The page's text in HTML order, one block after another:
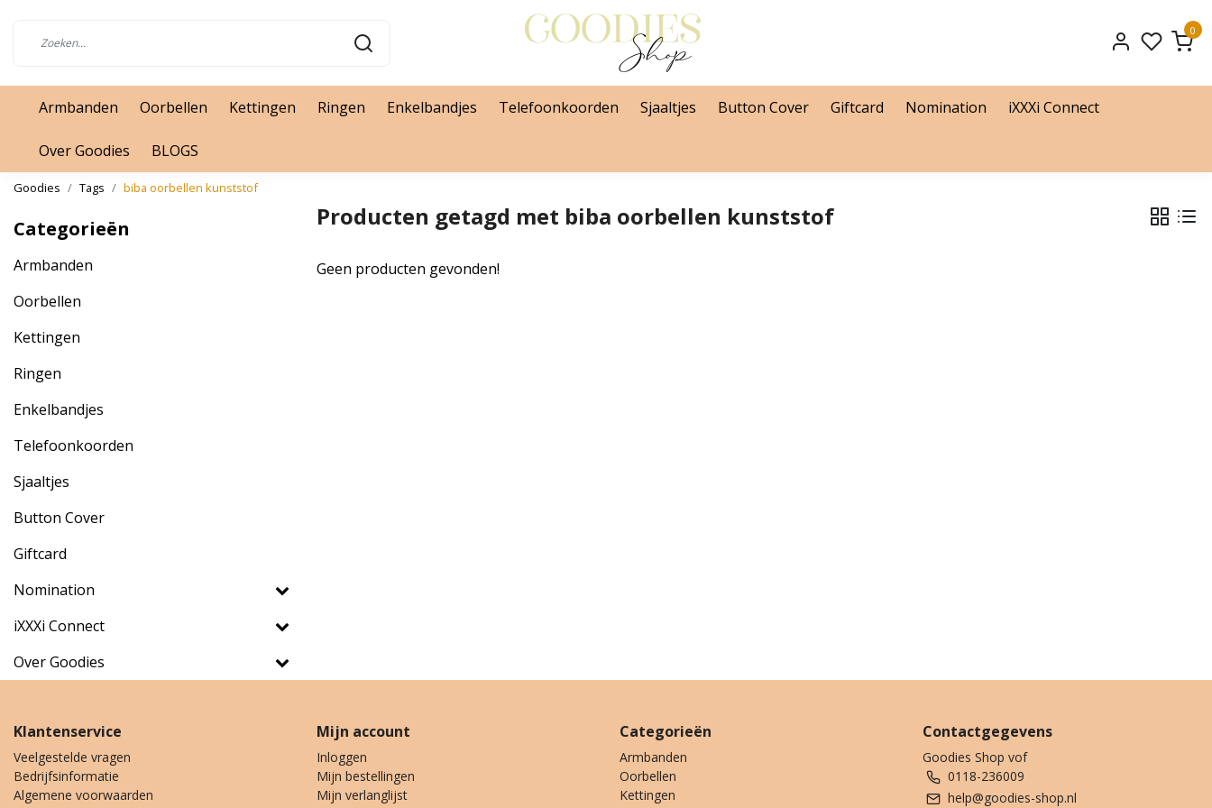
0
Armbanden Oorbellen Kettingen Ringen Enkelbandjes Telefoonkoorden Sjaaltjes Button Cover Giftcard Nomination iXXXi Connect
Over Goodies BLOGS
Goodies Tags biba oorbellen kunststof
Categorieën
Armbanden
Oorbellen
Kettingen
Ringen
Enkelbandjes
Telefoonkoorden
Sjaaltjes
Button Cover
Giftcard
Nomination
iXXXi Connect
Over Goodies
Producten getagd met biba oorbellen kunststof
Geen producten gevonden!
Klantenservice
Veelgestelde vragen
Bedrijfsinformatie
Algemene voorwaarden
Mijn account
Inloggen
Mijn bestellingen
Mijn verlanglijst
Categorieën
Armbanden
Oorbellen
Kettingen
Contactgegevens
Goodies Shop vof
0118-236009
help@goodies-shop.nl